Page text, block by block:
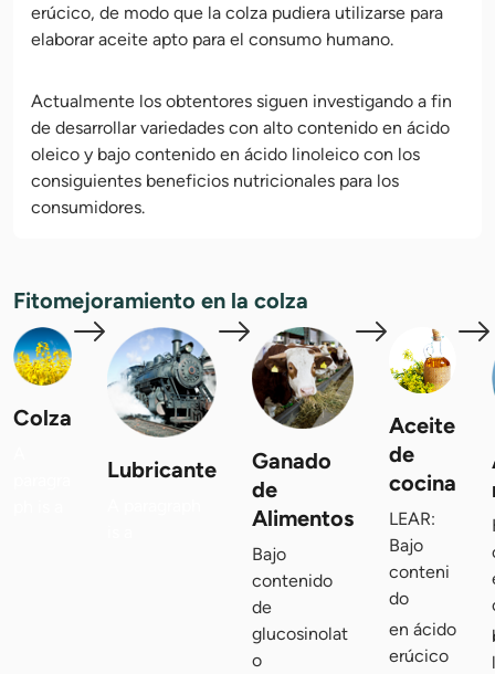
erúcico, de modo que la colza pudiera utilizarse para
elaborar aceite apto para el consumo humano.
Actualmente los obtentores siguen investigando a fin
de desarrollar variedades con alto contenido en ácido
oleico y bajo contenido en ácido linoleico con los
consiguientes beneficios nutricionales para los
consumidores.
Fitomejoramiento en la colza
Colza
Lubricante
Ganado
de
Alimentos
Bajo
contenido
de
glucosinolat
o
Aceite
de
cocina
LEAR:
Bajo
conteni
do
en ácido
erúcico